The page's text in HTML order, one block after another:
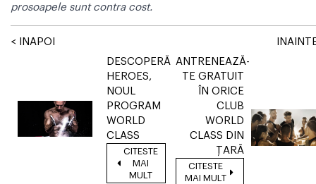
prosoapele sunt contra cost.
< INAPOI
DESCOPERĂ
HEROES,
NOUL
PROGRAM
WORLD
CLASS
CITESTE
MAI
MULT
ANTRENEAZĂ-
TE GRATUIT
ÎN ORICE
CLUB
WORLD
CLASS DIN
ȚARĂ
CITESTE
MAI MULT